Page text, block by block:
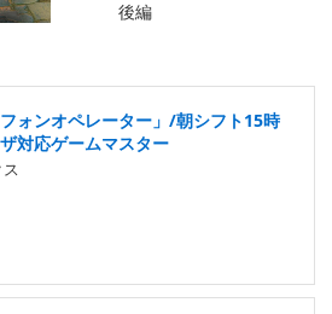
ォンオペレーター」/朝シフト15時
対応ゲームマスター